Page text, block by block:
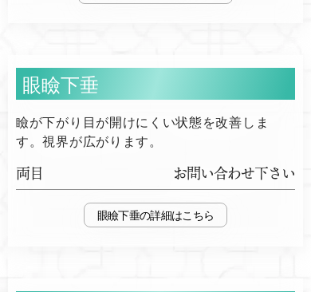
眼瞼下垂
瞼が下がり目が開けにくい状態を改善しま
す。視界が広がります。
両目 お問い合わせ下さい
眼瞼下垂